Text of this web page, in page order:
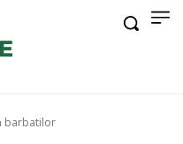
barbatilor